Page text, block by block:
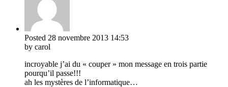
Posted 28 novembre 2013 14:53
by carol
incroyable j’ai du « couper » mon message en trois partie
pourqu’il passe!!!
ah les mystères de l’informatique…